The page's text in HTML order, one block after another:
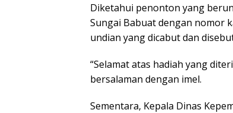
Diketahui penonton yang
Sungai Babuat dengan nomor
undian yang dicabut dan
“Selamat atas hadiah yang
bersalaman dengan imel.
Sementara, Kepala Dinas